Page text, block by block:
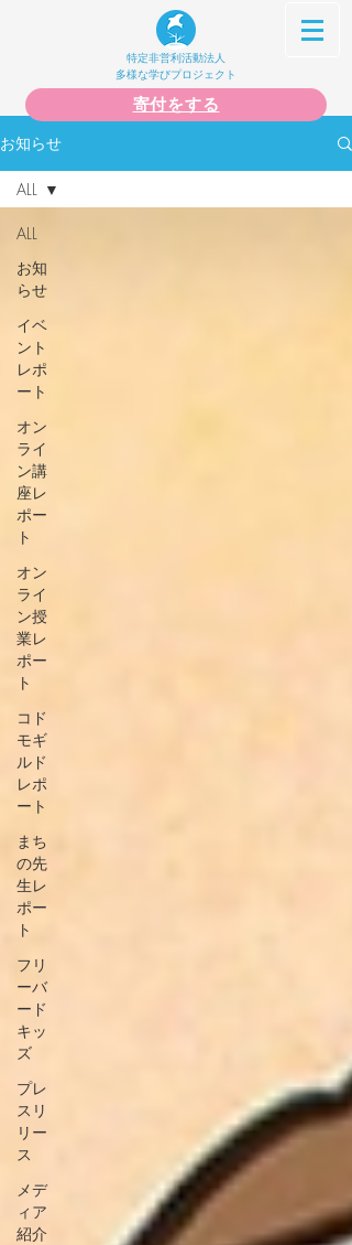
特定非営利活動法人
多様な学びプロジェクト
寄付をする
お知らせ
ALL
お知
らせ
イベ
ント
レポ
ート
オン
ライ
ン講
座レ
ポー
ト
オン
ライ
ン授
業レ
ポー
ト
コド
モギ
ルド
レポ
ート
まち
の先
生レ
ポー
ト
フリ
ーバ
ード
キッ
ズ
プレ
スリ
リー
ス
メデ
ィア
紹介
ALL